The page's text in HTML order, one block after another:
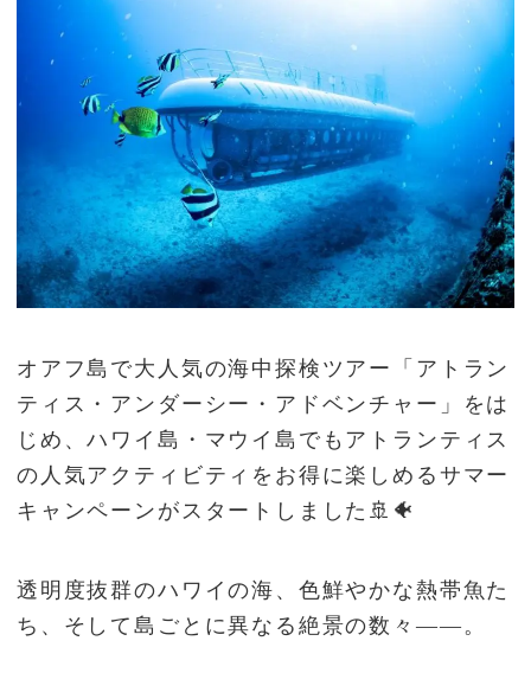
オアフ島で大人気の海中探検ツアー「アトラン
ティス・アンダーシー・アドベンチャー」をは
じめ、ハワイ島・マウイ島でもアトランティス
の人気アクティビティをお得に楽しめるサマー
キャンペーンがスタートしました🚢🐠
透明度抜群のハワイの海、色鮮やかな熱帯魚た
ち、そして島ごとに異なる絶景の数々――。